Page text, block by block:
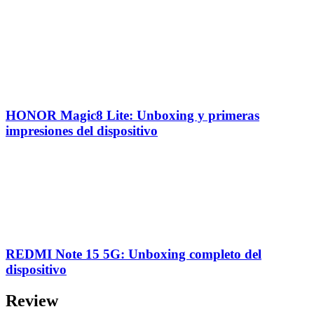
HONOR Magic8 Lite: Unboxing y primeras
impresiones del dispositivo
REDMI Note 15 5G: Unboxing completo del
dispositivo
Review